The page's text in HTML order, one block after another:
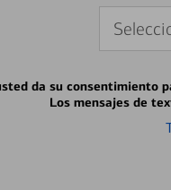
da su consentimiento
Los mensajes de